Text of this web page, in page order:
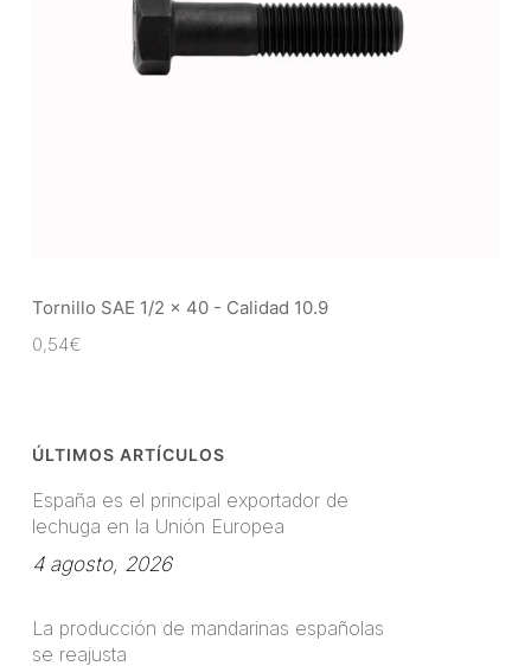
Tornillo SAE 1/2 x 40 - Calidad 10.9
0,54€
ÚLTIMOS ARTÍCULOS
España es el principal exportador de
lechuga en la Unión Europea
4 agosto, 2026
La producción de mandarinas españolas
se reajusta